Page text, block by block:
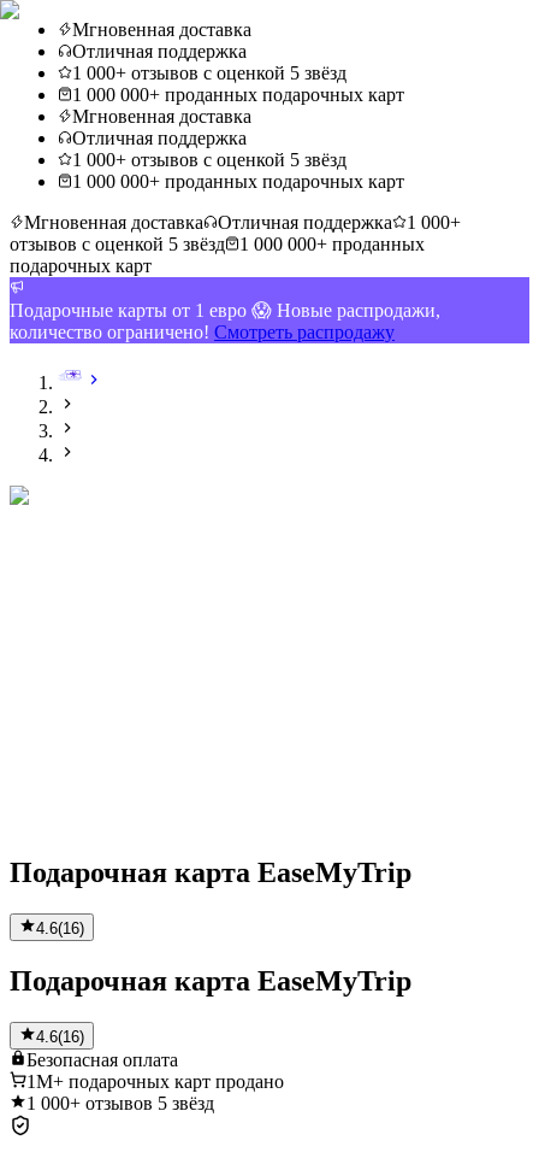
Мгновенная доставка
Отличная поддержка
1 000+ отзывов с оценкой 5 звёзд
1 000 000+ проданных подарочных карт
Мгновенная доставка
Отличная поддержка
1 000+ отзывов с оценкой 5 звёзд
1 000 000+ проданных подарочных карт
Мгновенная доставка
Отличная поддержка
1 000+
отзывов с оценкой 5 звёзд
1 000 000+ проданных
подарочных карт
Подарочные карты от 1 евро 😱 Новые распродажи,
количество ограничено! Смотреть распродажу
Подарочная карта EaseMyTrip
4.6(16)
Подарочная карта EaseMyTrip
4.6(16)
Безопасная оплата
1M+ подарочных карт продано
1 000+ отзывов 5 звёзд